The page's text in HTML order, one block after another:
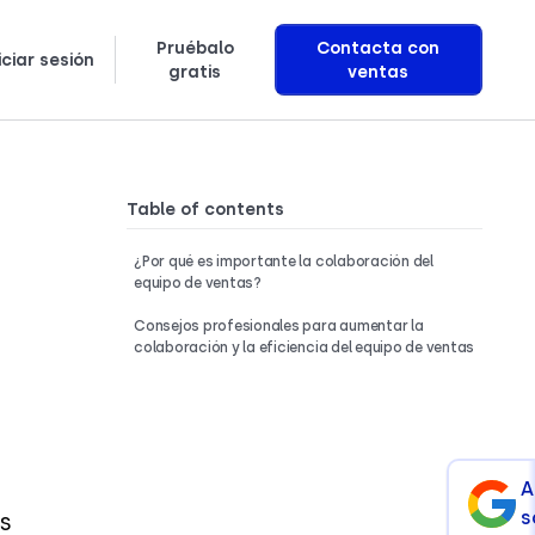
sesión
Pruébalo
gratis
Contacta con
ventas
Table of contents
¿Por qué es importante la colaboración del
equipo de ventas?
Consejos profesionales para aumentar la
colaboración y la eficiencia del equipo de ventas